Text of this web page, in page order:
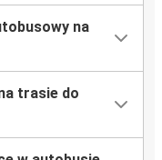
na
trasie do